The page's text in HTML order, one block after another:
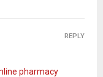
pharmacy
REPLY